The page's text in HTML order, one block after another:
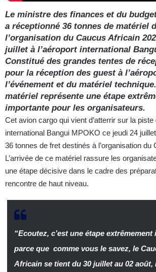
Le ministre des finances et du
a réceptionné 36 tonnes de matériel
l’organisation du Caucus Africain
juillet à l’aéroport international
Constitué des grandes tentes de
pour la réception des guest à
l’événement et du matériel
matériel représente une étape
importante pour les organisateurs.
Cet avion cargo qui vient d’atterrir sur la piste
international Bangui MPOKO ce jeudi 24
36 tonnes de fret destinés à l’organisation du
L’arrivée de ce matériel rassure les
une étape décisive dans le cadre des
rencontre de haut niveau.
“Ecoutez, c’est une étape
parce que comme vous le savez, le
Africain se tient du 30 juillet au 02 août,